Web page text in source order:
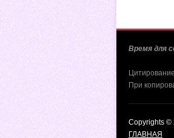
Время для
При
Copyrights ©
ГЛАВНАЯ